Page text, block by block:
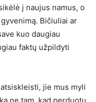
į naujus namus, o
Bičiuliai ar
kuo daugiau
faktų užpildyti
jie mus myli